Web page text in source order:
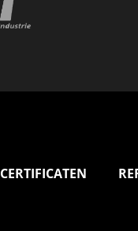
CERTIFICATEN